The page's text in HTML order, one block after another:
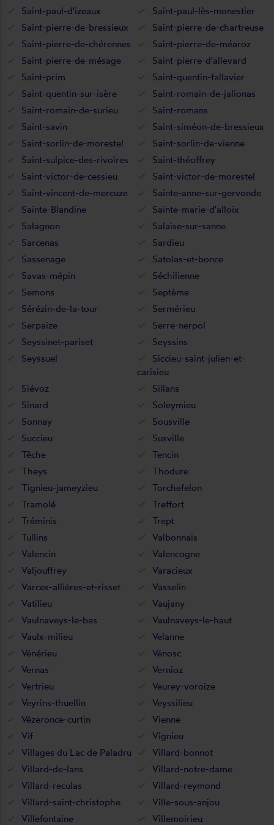
Saint-paul-d'izeaux
Saint-paul-lès-monestier
Saint-pierre-de-bressieux
Saint-pierre-de-chartreuse
Saint-pierre-de-chérennes
Saint-pierre-de-méaroz
Saint-pierre-de-mésage
Saint-pierre-d'allevard
Saint-prim
Saint-quentin-fallavier
Saint-quentin-sur-isère
Saint-romain-de-jalionas
Saint-romain-de-surieu
Saint-romans
Saint-savin
Saint-siméon-de-bressieux
Saint-sorlin-de-morestel
Saint-sorlin-de-vienne
Saint-sulpice-des-rivoires
Saint-théoffrey
Saint-victor-de-cessieu
Saint-victor-de-morestel
Saint-vincent-de-mercuze
Sainte-anne-sur-gervonde
Sainte-Blandine
Sainte-marie-d'alloix
Salagnon
Salaise-sur-sanne
Sarcenas
Sardieu
Sassenage
Satolas-et-bonce
Savas-mépin
Séchilienne
Semons
Septème
Sérézin-de-la-tour
Sermérieu
Serpaize
Serre-nerpol
Seyssinet-pariset
Seyssins
Seyssuel
Siccieu-saint-julien-et-
carisieu
Siévoz
Sillans
Sinard
Soleymieu
Sonnay
Sousville
Succieu
Susville
Têche
Tencin
Theys
Thodure
Tignieu-jameyzieu
Torchefelon
Tramolé
Treffort
Tréminis
Trept
Tullins
Valbonnais
Valencin
Valencogne
Valjouffrey
Varacieux
Varces-allières-et-risset
Vasselin
Vatilieu
Vaujany
Vaulnaveys-le-bas
Vaulnaveys-le-haut
Vaulx-milieu
Velanne
Vénérieu
Vénosc
Vernas
Vernioz
Vertrieu
Veurey-voroize
Veyrins-thuellin
Veyssilieu
Vézeronce-curtin
Vienne
Vif
Vignieu
Villages du Lac de Paladru
Villard-bonnot
Villard-de-lans
Villard-notre-dame
Villard-reculas
Villard-reymond
Villard-saint-christophe
Ville-sous-anjou
Villefontaine
Villemoirieu